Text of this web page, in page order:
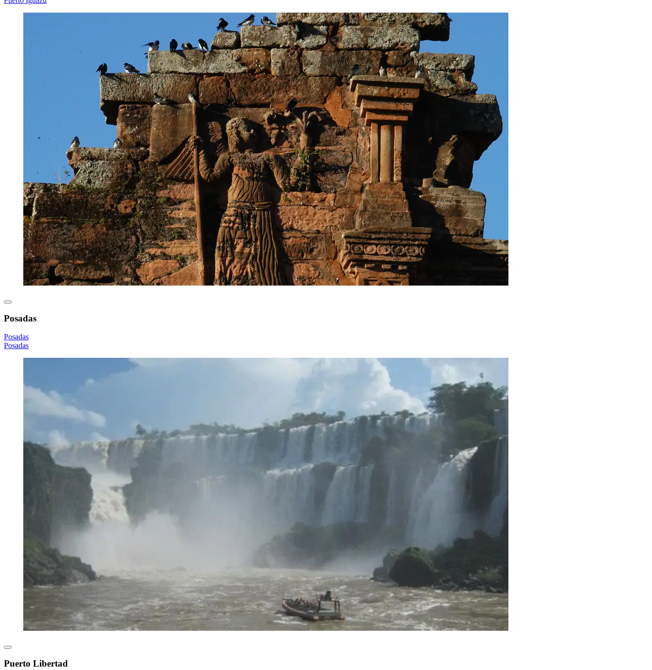
Posadas
Posadas
Posadas
Puerto Libertad